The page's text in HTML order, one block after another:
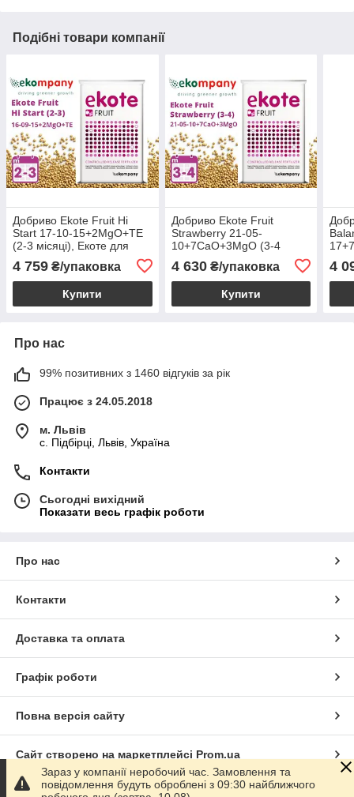
Подібні товари компанії
Добриво Ekote Fruit Hi
Start 17-10-15+2MgO+TE
(2-3 місяці), Екоте для
лохини та плодово-ягідних
культур, 25 кг
4 759 ₴/упаковка
Купити
Добриво Ekote Fruit
Strawberry 21-05-
10+7CaO+3MgO (3-4
місяці), Екоте для суниці,
полуниці та ягідних
культур, 25 кг
4 630₴/упаковка
Купити
25 кг
4
Про нас
99% позитивних з 1460 відгуків за рік
Працює з 24.05.2018
м. Львів
c. Підбірці, Львів, Україна
Контакти
Сьогодні вихідний
Показати весь графік роботи
Про нас
Контакти
Доставка та оплата
Графік роботи
Повна версія сайту
Сайт створено на маркетплейсі Prom.ua
Політика конфіденційності
Зараз у компанії неробочий час. Замовлення та
повідомлення будуть оброблені з 09:30 найближчого